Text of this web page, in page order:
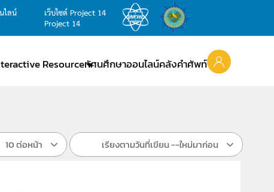
ไลน์
เว็บไซต์ Project 14
Project 14
Resourceทัศนศึกษาออนไลน์คลังคำศัพท์
10 ต่อหน้า เรียงตามวันที่เขียน --ใหม่มาก่อน